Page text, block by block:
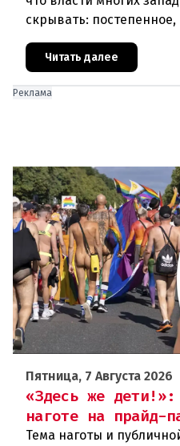
скрывать:
сокращение
европейского
Читать далее
Реклама
Пятница, 7 Августа 2026
«Здесь же дети!»:
наготе на прайд-
Тема наготы и